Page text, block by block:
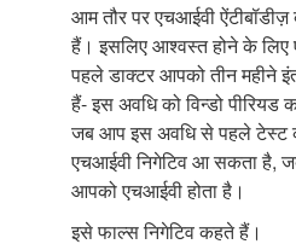
आम तौर पर एचआईवी
हैं। इसलिए आश्वस्त होने के
पहले डाक्टर आपको तीन महीने
हैं- इस अवधि को विन्डो पीरियड
जब आप इस अवधि से पहले टेस्ट
एचआईवी निगेटिव आ सकता है,
आपको एचआईवी होता है।
इसे फाल्स निगेटिव कहते हैं।